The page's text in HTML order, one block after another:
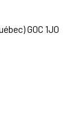
G0C 1J0